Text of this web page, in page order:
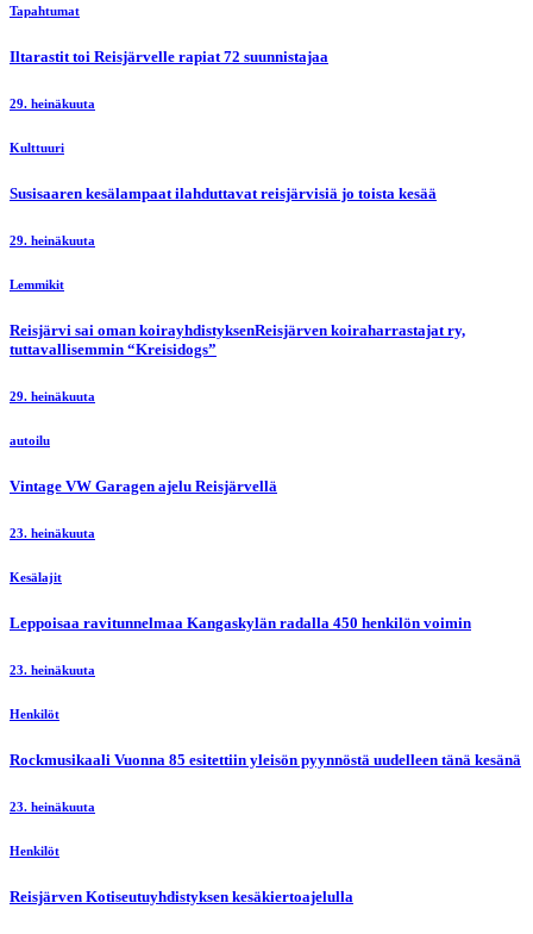
Tapahtumat
Iltarastit toi Reisjärvelle rapiat 72 suunnistajaa
29. heinäkuuta
Kulttuuri
Susisaaren kesälampaat ilahduttavat reisjärvisiä jo toista kesää
29. heinäkuuta
Lemmikit
Reisjärvi sai oman koirayhdistyksenReisjärven koiraharrastajat ry,
tuttavallisemmin “Kreisidogs”
29. heinäkuuta
autoilu
Vintage VW Garagen ajelu Reisjärvellä
23. heinäkuuta
Kesälajit
Leppoisaa ravitunnelmaa Kangaskylän radalla 450 henkilön voimin
23. heinäkuuta
Henkilöt
Rockmusikaali Vuonna 85 esitettiin yleisön pyynnöstä uudelleen tänä kesänä
23. heinäkuuta
Henkilöt
Reisjärven Kotiseutuyhdistyksen kesäkiertoajelulla